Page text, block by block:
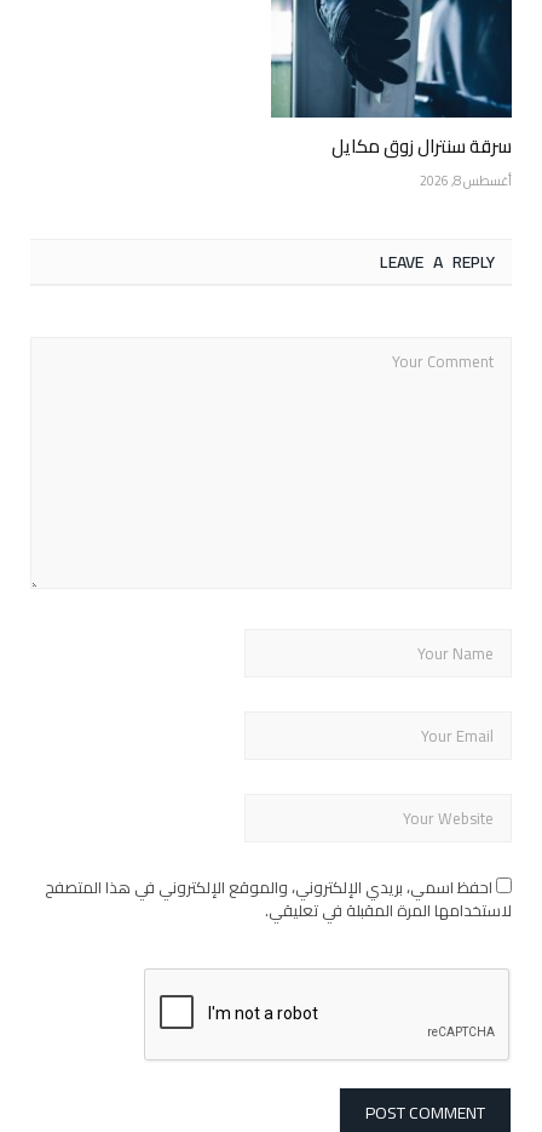
سرقة سنترال زوق مكايل
أغسطس 8, 2026
LEAVE A REPLY
احفظ اسمي، بريدي الإلكتروني، والموقع الإلكتروني في هذا المتصفح
لاستخدامها المرة المقبلة في تعليقي.